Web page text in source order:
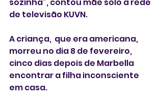
de televisão KUVN.
A criança,  que era americana,
morreu no dia 8 de fevereiro,
cinco dias depois de Marbella
encontrar a filha inconsciente
em casa.